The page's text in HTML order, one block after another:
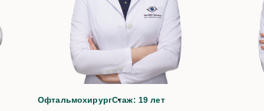
ОфтальмохирургСтаж: 19 лет